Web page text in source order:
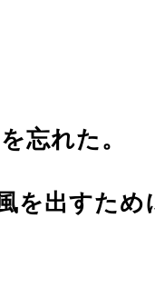
忘れた。
を出すため